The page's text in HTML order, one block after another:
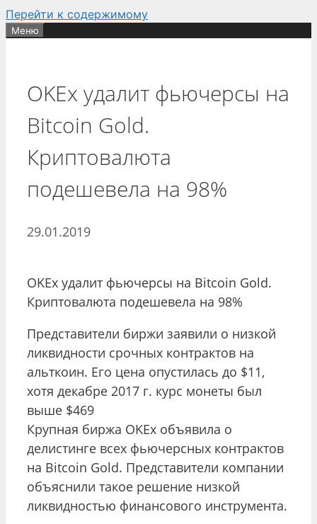
Перейти к содержимому
Меню
OKEx удалит фьючерсы на
Bitcoin Gold.
Криптовалюта
подешевела на 98%
29.01.2019
OKEx удалит фьючерсы на Bitcoin Gold.
Криптовалюта подешевела на 98%
Представители биржи заявили о низкой
ликвидности срочных контрактов на
альткоин. Его цена опустилась до $11,
хотя декабре 2017 г. курс монеты был
выше $469
Крупная биржа OKEx объявила о
делистинге всех фьючерсных контрактов
на Bitcoin Gold. Представители компании
объяснили такое решение низкой
ликвидностью финансового инструмента.